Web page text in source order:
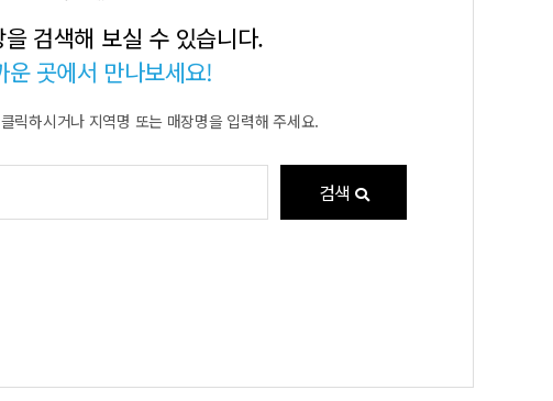
검색해 보실 수 있습니다.
운 곳에서 만나보세요!
릭하시거나 지역명 또는 매장명을 입력해 주세요.
검색